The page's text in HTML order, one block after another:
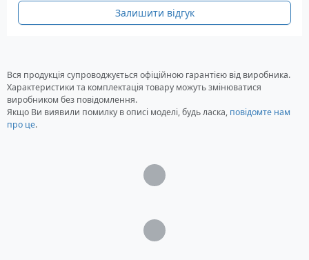
Об'єм паливного бака: 0.22 літри
Вага: 4.1 кг
Залишити відгук
Вся продукція супроводжується офіційною гарантією від виробника.
Характеристики та комплектація товару можуть змінюватися
виробником без повідомлення.
Якщо Ви виявили помилку в описі моделі, будь ласка, повідомте нам
про це.
Загрузка...
Загрузка...